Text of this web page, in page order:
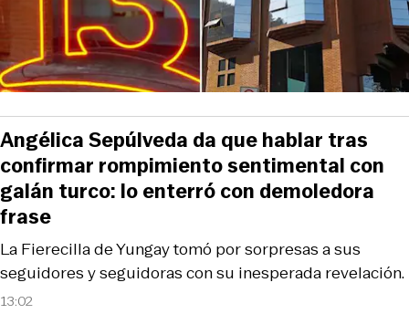
13:02
La Fierecilla de Yungay tomó por sorpresas a sus
seguidores y seguidoras con su inesperada revelación.
Angélica Sepúlveda da que hablar tras
confirmar rompimiento sentimental con
galán turco: lo enterró con demoledora
frase